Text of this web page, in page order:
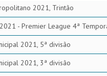
2021, Trintão
- Premier League 4ª
2021, 5ª divisão
2021, 3ª divisão